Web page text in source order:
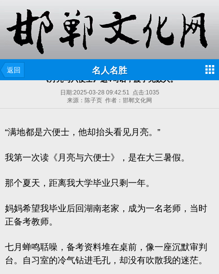
返回 名人名胜
《月亮与六便士》这4句话，渡了无数人。
日期:2025-03-28 09:42:51 点击:1035
来源：陈子页 作者：邯郸文化网
“满地都是六便士，他却抬头看见月亮。”
我第一次读《月亮与六便士》，是在大三暑假。
那个夏天，距离我大学毕业只剩一年。
妈妈希望我毕业后回湖南老家，成为一名老师，当时
正备考教师。
七月蝉鸣聒噪，备考资料堆在桌前，像一座沉默审判
台。自习室的冷气钻进毛孔，却没有吹散我的迷茫。